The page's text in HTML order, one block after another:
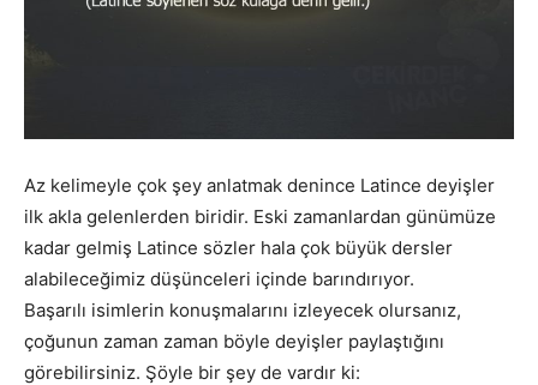
Az kelimeyle çok şey anlatmak denince Latince deyişler
ilk akla gelenlerden biridir. Eski zamanlardan günümüze
kadar gelmiş Latince sözler hala çok büyük dersler
alabileceğimiz düşünceleri içinde barındırıyor.
Başarılı isimlerin konuşmalarını izleyecek olursanız,
çoğunun zaman zaman böyle deyişler paylaştığını
görebilirsiniz. Şöyle bir şey de vardır ki: